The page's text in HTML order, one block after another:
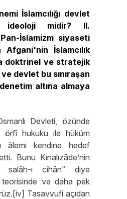
İslamcılığı devlet
ideoloji midir? II.
İslamizm siyaseti
Afgani'nin İslamcılık
doktrinel ve stratejik
devlet bu sınıraşan
altına almaya
Devleti, özünde
örfî hukuku ile hüküm
âlemi kendine hedef
Bunu Kınalızâde’nin
salâh-ı cihân” diye
ve daha pek
Tasavvufi açıdan